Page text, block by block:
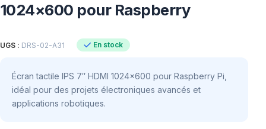
1024×600 pour Raspberry
UGS : DRS-02-A31 En stock
Écran tactile IPS 7″ HDMI 1024×600 pour Raspberry Pi,
idéal pour des projets électroniques avancés et
applications robotiques.